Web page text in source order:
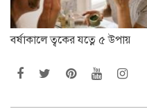
বর্ষাকালে ত্বকের যত্নে ৫ উপায়